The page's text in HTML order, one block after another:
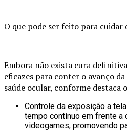
O que pode ser feito para cuidar
Embora não exista cura
eficazes para conter o avanço
saúde ocular, conforme destaca
Controle da exposição a
tempo contínuo em frente a
videogames, promovendo